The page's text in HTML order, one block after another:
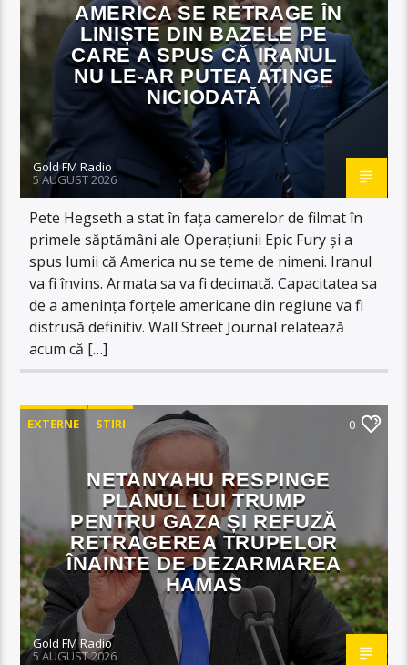
AMERICA SE RETRAGE ÎN
LINIȘTE DIN BAZELE PE
CARE A SPUS CĂ IRANUL
NU LE-AR PUTEA ATINGE
NICIODATĂ
Gold FM Radio
5 AUGUST 2026
Pete Hegseth a stat în fața camerelor de filmat în
primele săptămâni ale Operațiunii Epic Fury și a
spus lumii că America nu se teme de nimeni. Iranul
va fi învins. Armata sa va fi decimată. Capacitatea sa
de a amenința forțele americane din regiune va fi
distrusă definitiv. Wall Street Journal relatează
acum că […]
EXTERNE STIRI 0
NETANYAHU RESPINGE
PLANUL LUI TRUMP
PENTRU GAZA ȘI REFUZĂ
RETRAGEREA TRUPELOR
ÎNAINTE DE DEZARMAREA
HAMAS
Gold FM Radio
5 AUGUST 2026